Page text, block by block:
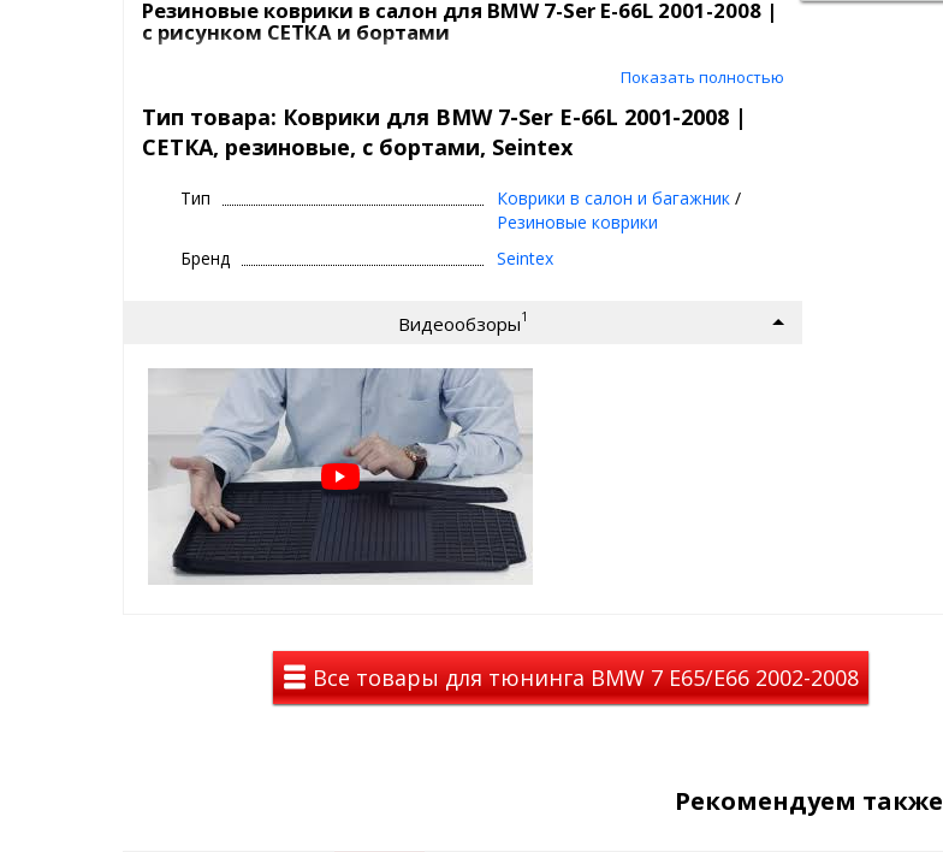
Резиновые коврики в салон для BMW 7-Ser E-66L 2001-2008 |
с рисунком СЕТКА и бортами
Ковры в машину Seintex с рисунком СЕТКА и бортами
| Премиум, резиновые
⊕ рисунок СЕТКА - идеален для сбора грязи, пыли и воды,
вынимать коврики, то ничего не прольется мимо!
⊕ имеют увеличенные бортики
крепеж, идельно повторяют геометрию пола авто
зима, весна
⊕ не скользят, имею шипы против скольжения с обратной
стороны
⊕ износостойки, легко чистятся и моются, просты в уходе
Коврики с СЕТКОЙ на BMW 7-Ser E-66L
2001-2008
премиальных авто с завода (BMW, VAG, MB)
лучшие лекала от завода
Показать полностью
Тип товара: Коврики для BMW 7-Ser E-66L 2001-2008 |
СЕТКА, резиновые, с бортами, Seintex
Тип Коврики в салон и багажник /
Резиновые коврики
Бренд
Seintex
Видеообзоры1
Все товары для тюнинга BMW 7 E65/E66 2002-2008
Рекомендуем также